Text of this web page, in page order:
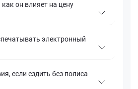
он влияет на цену
электронный
если ездить без полиса